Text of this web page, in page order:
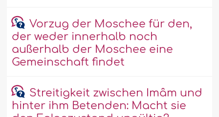
Vorzug der Moschee für den,
der weder innerhalb noch
außerhalb der Moschee eine
Gemeinschaft findet
Streitigkeit zwischen Imâm und
hinter ihm Betenden: Macht sie